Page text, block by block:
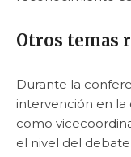
Otros temas
Durante la
intervención en la
como
el nivel del